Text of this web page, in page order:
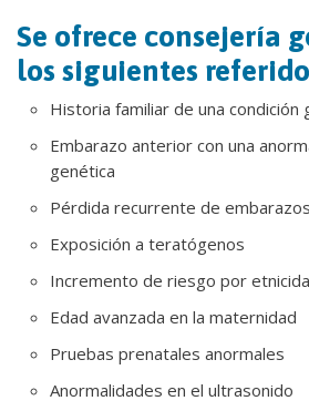
Se ofrece consejería
los siguientes
Historia familiar de una condición
Embarazo anterior con una
genética
Pérdida recurrente de embarazos
Exposición a teratógenos
Incremento de riesgo por
Edad avanzada en la maternidad
Pruebas prenatales anormales
Anormalidades en el ultrasonido